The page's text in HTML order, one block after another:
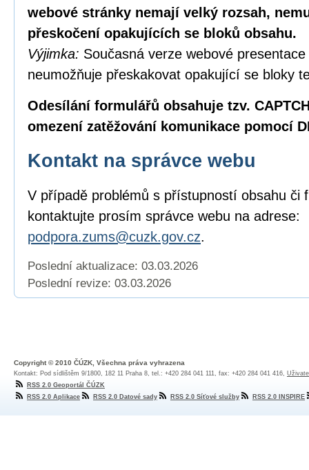
webové stránky nemají velký rozsah,
přeskočení opakujících se bloků obsahu.
Výjimka: Současná verze webové
neumožňuje přeskakovat opakující se bloky
Odesílání formulářů obsahuje tzv.
omezení zatěžování komunikace pomocí
Kontakt na správce webu
V případě problémů s přístupností obsahu či
kontaktujte prosím správce webu na adrese:
podpora.zums@cuzk.gov.cz.
Poslední aktualizace: 03.03.2026
Poslední revize: 03.03.2026
Copyright © 2010 ČÚZK, Všechna práva vyhrazena
Kontakt: Pod sídlištěm 9/1800, 182 11 Praha 8, tel.: +420 284 041 111, fax: +420 284 041 416,
RSS 2.0 Geoportál ČÚZK
RSS 2.0 Aplikace
RSS 2.0 Datové sady RSS 2.0 Síťové služby RSS 2.0 INSPIRE